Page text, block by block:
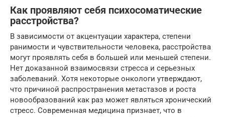
Как проявляют себя психосоматические
расстройства?
В зависимости от акцентуации характера, степени
ранимости и чувствительности человека, расстройства
могут проявлять себя в большей или меньшей степени.
Нет доказанной взаимосвязи стресса и серьезных
заболеваний. Хотя некоторые онкологи утверждают,
что причиной распространения метастазов и роста
новообразований как раз может являться хронический
стресс. Современная медицина признает, что в